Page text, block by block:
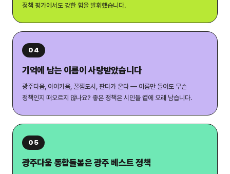
정책 평가에서도 강한 힘을 발휘했습니다.
04
기억에 남는 이름이 사랑받았습니다
광주다움, 아이키움, 꿀잼도시, 판다가 온다 — 이름만 들어도 무슨
정책인지 떠오르지 않나요? 좋은 정책은 시민들 켵에 오래 남습니다.
05
광주다움 통합돌봄은 광주 베스트 정책